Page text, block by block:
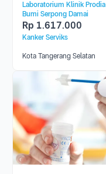
Laboratorium Klinik Prodia
Bumi Serpong Damai
Rp 1.617.000
Kanker Serviks
Kota Tangerang Selatan